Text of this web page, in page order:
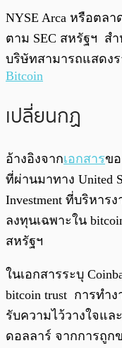
NYSE Arca หรือตล
ตาม SEC สหรัฐฯ ส
บริษัทสามารถแสดงร
Bitcoin
เปลี่ยนกฏ
อ้างอิงจากเอกสารข
ที่ผ่านมาทาง United
Investment ที่บริหารง
ลงทุนเฉพาะใน
สหรัฐฯ
ในเอกสารระบุ
bitcoin trust การทำง
รับความไว้วางใจแล
ดอลลาร์ จากการถูก